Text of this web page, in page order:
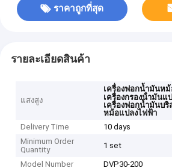
ราคาถูกที่สุด
รายละเอียดสินค้า
แสงสูง
เครื่องฟอกน้ำมันห
เครื่องกรองน้ํามันแ
เครื่องฟอกน้ำมันบ
หม้อแปลงไฟฟ้า
Delivery Time
10 days
Minimum Order
Quantity
1 set
Model Number DVP30-200